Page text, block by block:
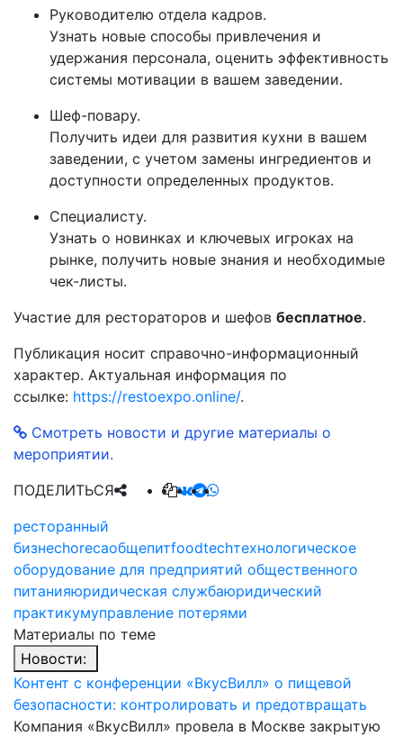
Руководителю отдела кадров.
Узнать новые способы привлечения и
удержания персонала, оценить эффективность
системы мотивации в вашем заведении.
Шеф-повару.
Получить идеи для развития кухни в вашем
заведении, с учетом замены ингредиентов и
доступности определенных продуктов.
Специалисту.
Узнать о новинках и ключевых игроках на
рынке, получить новые знания и необходимые
чек-листы.
Участие для рестораторов и шефов бесплатное.
Публикация носит справочно-информационный
характер. Актуальная информация по
ссылке: https://restoexpo.online/.
Смотреть новости и другие материалы о
мероприятии.
ресторанный
бизнесhorecaобщепитfoodtechтехнологическое
оборудование для предприятий общественного
питанияюридическая службаюридический
практикумуправление потерями
ПОДЕЛИТЬСЯ
Материалы по теме
Новости:
Контент с конференции «ВкусВилл» о пищевой
безопасности: контролировать и предотвращать
Компания «ВкусВилл» провела в Москве закрытую